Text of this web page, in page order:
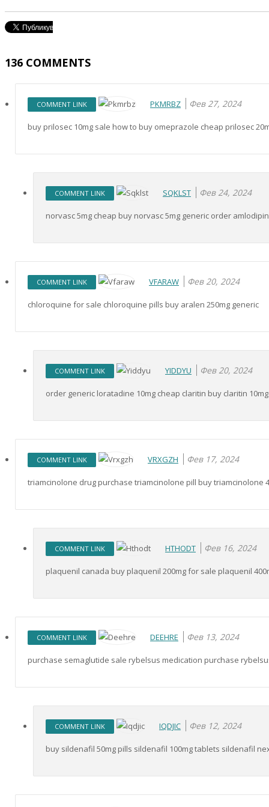
136 COMMENTS
COMMENT LINK PKMRBZ Фев 27, 2024
buy prilosec 10mg sale how to buy omeprazole cheap prilosec
COMMENT LINK SQKLST Фев 24, 2024
norvasc 5mg cheap buy norvasc 5mg generic order
COMMENT LINK VFARAW Фев 20, 2024
chloroquine for sale chloroquine pills buy aralen 250mg generic
COMMENT LINK YIDDYU Фев 20, 2024
order generic loratadine 10mg cheap claritin buy claritin
COMMENT LINK VRXGZH Фев 17, 2024
triamcinolone drug purchase triamcinolone pill buy triamcinolone
COMMENT LINK HTHODT Фев 16, 2024
plaquenil canada buy plaquenil 200mg for sale plaquenil
COMMENT LINK DEEHRE Фев 13, 2024
purchase semaglutide sale rybelsus medication purchase
COMMENT LINK IQDJIC Фев 12, 2024
buy sildenafil 50mg pills sildenafil 100mg tablets sildenafil